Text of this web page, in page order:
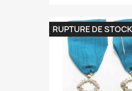
RUPTURE DE STOCK